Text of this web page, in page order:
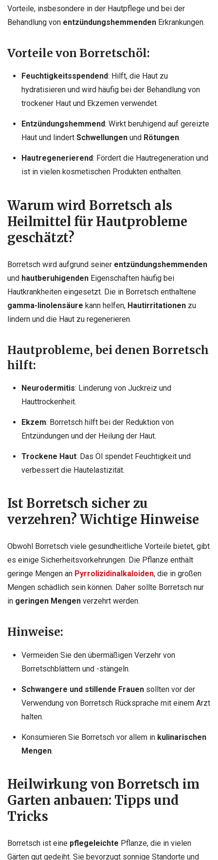
Vorteile, insbesondere in der Hautpflege und bei der
Behandlung von entzündungshemmenden Erkrankungen.
Vorteile von Borretschöl:
Feuchtigkeitsspendend: Hilft, die Haut zu
hydratisieren und wird häufig bei der Behandlung von
trockener Haut und Ekzemen verwendet.
Entzündungshemmend: Wirkt beruhigend auf gereizte
Haut und lindert Schwellungenund Rötungen.
Hautregenerierend: Fördert die Hautregeneration und
ist in vielen kosmetischen Produkten enthalten.
Warum wird Borretsch als
Heilmittel für Hautprobleme
geschätzt?
Borretsch wird aufgrund seiner entzündungshemmenden
und hautberuhigenden Eigenschaften häufig bei
Hautkrankheiten eingesetzt. Die in Borretsch enthaltene
gamma-linolensäure kann helfen, Hautirritationen zu
lindern und die Haut zu regenerieren.
Hautprobleme, bei denen Borretsch
hilft:
Neurodermitis: Linderung von Juckreiz und
Hauttrockenheit.
Ekzem: Borretsch hilft bei der Reduktion von
Entzündungen und der Heilung der Haut.
Trockene Haut: Das Öl spendet Feuchtigkeit und
verbessert die Hautelastizität.
Ist Borretsch sicher zu
verzehren? Wichtige Hinweise
Obwohl Borretsch viele gesundheitliche Vorteile bietet, gibt
es einige Sicherheitsvorkehrungen. Die Pflanze enthält
geringe Mengen an Pyrrolizidinalkaloiden, die in großen
Mengen schädlich sein können. Daher sollte Borretsch nur
in geringen Mengen verzehrt werden.
Hinweise:
Vermeiden Sie den übermäßigen Verzehr von
Borretschblättern und -stängeln.
Schwangere und stillende Frauensollten vor der
Verwendung von Borretsch Rücksprache mit einem Arzt
halten.
Konsumieren Sie Borretsch vor allem in kulinarischen
Mengen.
Heilwirkung von Borretsch im
Garten anbauen: Tipps und
Tricks
Borretsch ist eine pflegeleichte Pflanze, die in vielen
Gärten gut gedeiht. Sie bevorzugt sonnige Standorte und